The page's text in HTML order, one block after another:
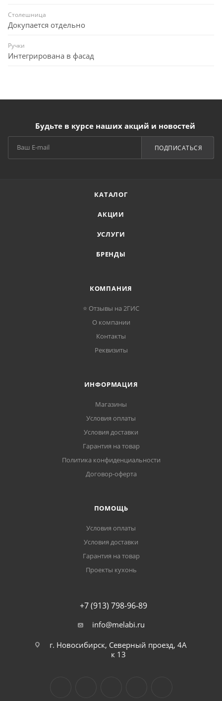
Столешница
Докупается отдельно
Ручки
Интегрирована в фасад
Будьте в курсе наших акций и новостей
ПОДПИСАТЬСЯ
КАТАЛОГ
АКЦИИ
УСЛУГИ
БРЕНДЫ
КОМПАНИЯ
⭐ Отзывы на 2ГИС
О компании
Контакты
Реквизиты
ИНФОРМАЦИЯ
Магазины
Условия оплаты
Условия доставки
Гарантия на товар
Политика конфиденциальности
Договор-оферта
ПОМОЩЬ
Условия оплаты
Условия доставки
Гарантия на товар
Проекты кухонь
+7 (913) 798-96-89
info@melabi.ru
г. Новосибирск, Северный проезд, 4А
к 13